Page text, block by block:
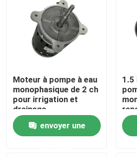
Vidéos
Moteur à C.A. BLDC
Moteur de ventilateur à
Moteur à induction à courant
Moteur à pompe à eau
monophasique de 2 ch
pour irrigation et
drainage
envoyer une
1.5